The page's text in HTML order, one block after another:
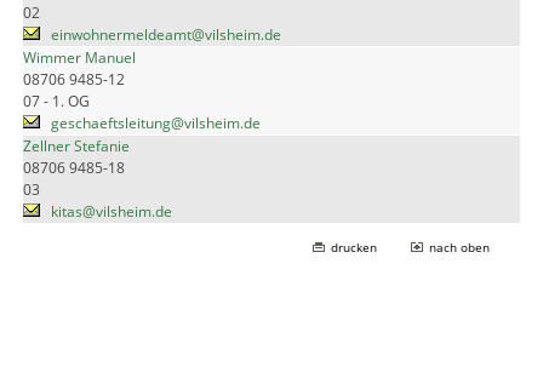
02
einwohnermeldeamt@vilsheim.de
Wimmer Manuel
08706 9485-12
07 - 1. OG
geschaeftsleitung@vilsheim.de
Zellner Stefanie
08706 9485-18
03
kitas@vilsheim.de
drucken nach oben